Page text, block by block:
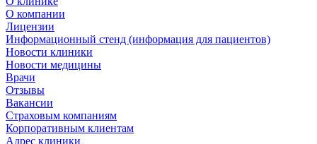
О компании
Лицензии
Информационный стенд (информация для пациентов)
Новости клиники
Новости медицины
Врачи
Отзывы
Вакансии
Страховым компаниям
Корпоративным клиентам
Адрес клиники